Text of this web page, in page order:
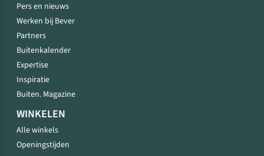
Pers en nieuws
Werken bij Bever
Partners
Buitenkalender
Expertise
Inspiratie
Buiten. Magazine
WINKELEN
Alle winkels
Openingstijden